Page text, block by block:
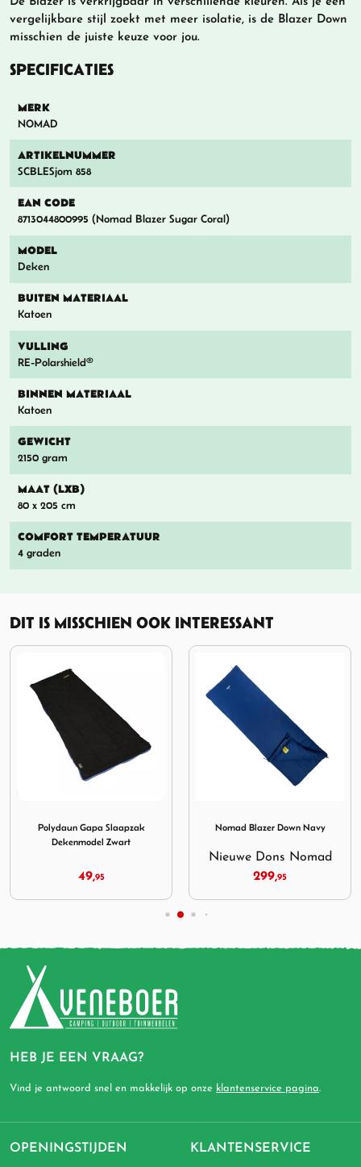
vergelijkbare stijl zoekt met meer isolatie, is de Blazer Down
misschien de juiste keuze voor jou.
SPECIFICATIES
MERK
NOMAD
ARTIKELNUMMER
SCBLESjom 858
EAN CODE
8713044800995 (Nomad Blazer Sugar Coral)
MODEL
Deken
BUITEN MATERIAAL
Katoen
VULLING
RE-Polarshield®
BINNEN MATERIAAL
Katoen
GEWICHT
2150 gram
MAAT (LXB)
80 x 205 cm
COMFORT TEMPERATUUR
4 graden
DIT IS MISSCHIEN OOK INTERESSANT
Polydaun Gapa Slaapzak
Dekenmodel Zwart
49,95
Nomad Blazer Down Navy
Nieuwe Dons Nomad
299,95
HEB JE EEN VRAAG?
Vind je antwoord snel en makkelijk op onze klantenservice pagina.
OPENINGSTIJDEN KLANTENSERVICE